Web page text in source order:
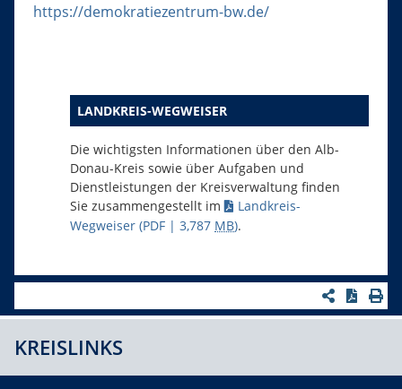
https://demokratiezentrum-bw.de/
LANDKREIS-WEGWEISER
Die wichtigsten Informationen über den Alb-
Donau-Kreis sowie über Aufgaben und
Dienstleistungen der Kreisverwaltung finden
Sie zusammengestellt im
Landkreis-
Wegweiser (PDF | 3,787 MB).
KREISLINKS